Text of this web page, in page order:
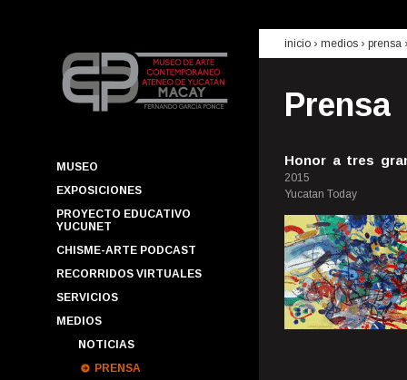
MUSEO
EXPOSICIONES
PROYECTO EDUCATIVO
YUCUNET
CHISME-ARTE PODCAST
RECORRIDOS VIRTUALES
SERVICIOS
MEDIOS
NOTICIAS
PRENSA
inicio › medios › prensa
Prensa
Honor a tres
2015
Yucatan Today